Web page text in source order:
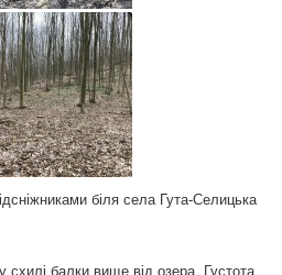
біля села Гута-Селицька
схилі балки вище від озера. Густота